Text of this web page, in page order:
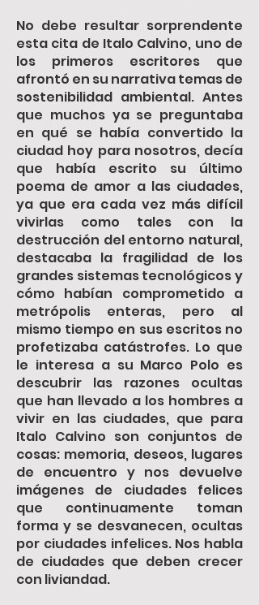
No debe resultar sorprendente
esta cita de Italo Calvino, uno de
los primeros escritores que
afrontó en su narrativa temas de
sostenibilidad ambiental. Antes
que muchos ya se preguntaba
en qué se había convertido la
ciudad hoy para nosotros, decía
que había escrito su último
poema de amor a las ciudades,
ya que era cada vez más difícil
vivirlas como tales con la
destrucción del entorno natural,
destacaba la fragilidad de los
grandes sistemas tecnológicos y
cómo habían comprometido a
metrópolis enteras, pero al
mismo tiempo en sus escritos no
profetizaba catástrofes. Lo que
le interesa a su Marco Polo es
descubrir las razones ocultas
que han llevado a los hombres a
vivir en las ciudades, que para
Italo Calvino son conjuntos de
cosas: memoria, deseos, lugares
de encuentro y nos devuelve
imágenes de ciudades felices
que continuamente toman
forma y se desvanecen, ocultas
por ciudades infelices. Nos habla
de ciudades que deben crecer
con liviandad.